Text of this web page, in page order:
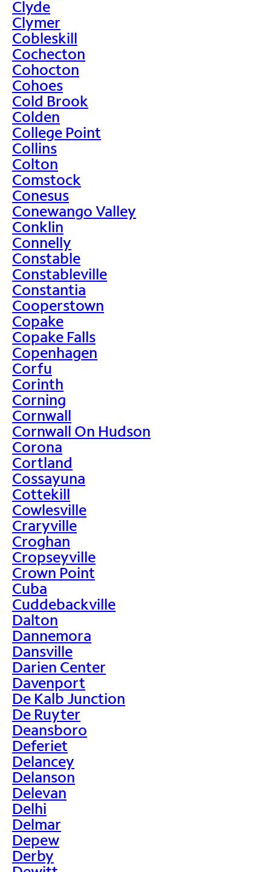
Clyde
Clymer
Cobleskill
Cochecton
Cohocton
Cohoes
Cold Brook
Colden
College Point
Collins
Colton
Comstock
Conesus
Conewango Valley
Conklin
Connelly
Constable
Constableville
Constantia
Cooperstown
Copake
Copake Falls
Copenhagen
Corfu
Corinth
Corning
Cornwall
Cornwall On Hudson
Corona
Cortland
Cossayuna
Cottekill
Cowlesville
Craryville
Croghan
Cropseyville
Crown Point
Cuba
Cuddebackville
Dalton
Dannemora
Dansville
Darien Center
Davenport
De Kalb Junction
De Ruyter
Deansboro
Deferiet
Delancey
Delanson
Delevan
Delhi
Delmar
Depew
Derby